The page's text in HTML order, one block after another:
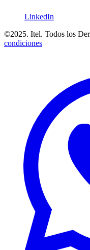
LinkedIn
©2025. Itel. Todos los
condiciones